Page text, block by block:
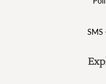
SMS